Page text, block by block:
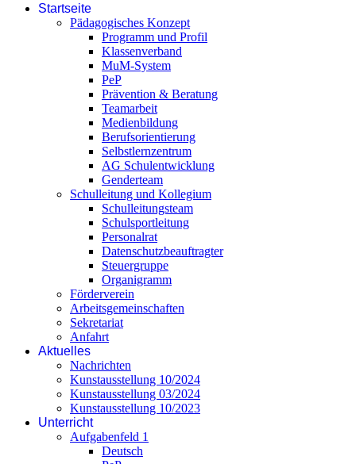
Startseite
Pädagogisches Konzept
Programm und Profil
Klassenverband
MuM-System
PeP
Prävention & Beratung
Teamarbeit
Medienbildung
Berufsorientierung
Selbstlernzentrum
AG Schulentwicklung
Genderteam
Schulleitung und Kollegium
Schulleitungsteam
Schulsportleitung
Personalrat
Datenschutzbeauftragter
Steuergruppe
Organigramm
Förderverein
Arbeitsgemeinschaften
Sekretariat
Anfahrt
Aktuelles
Nachrichten
Kunstausstellung 10/2024
Kunstausstellung 03/2024
Kunstausstellung 10/2023
Unterricht
Aufgabenfeld 1
Deutsch